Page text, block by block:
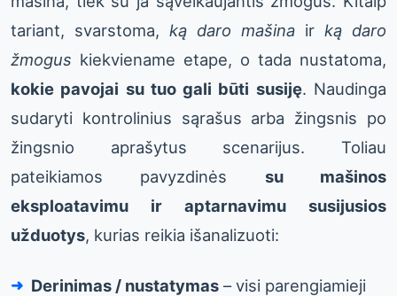
tariant, svarstoma, ką daro mašina ir ką daro
žmogus kiekviename etape, o tada nustatoma,
kokie pavojai su tuo gali būti susiję. Naudinga
sudaryti kontrolinius sąrašus arba žingsnis po
žingsnio aprašytus scenarijus. Toliau
pateikiamos pavyzdinės su mašinos
eksploatavimu ir aptarnavimu susijusios
užduotys, kurias reikia išanalizuoti:
Derinimas / nustatymas – visi parengiamieji